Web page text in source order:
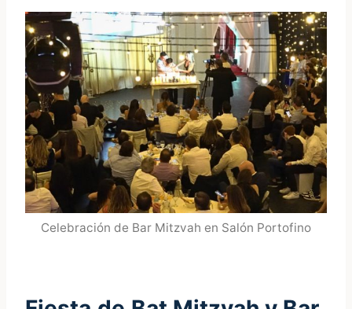
Celebración de Bar Mitzvah en Salón Portofino